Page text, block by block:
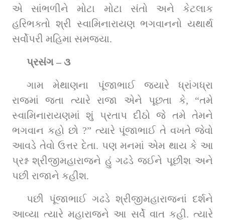
એ સાંભળીને મોટા મોટા સંતો અને કેટલાક
હરિભક્તો શ્રી સ્‍વામિનારાયણ ભગવાનનો યથાર્થ
સર્વોપરી મહિમા સમજ્યા.
પ્રસંગ – ૩
ગામ મેથાણના પૂંજાભાઈ જ્યારે ધ્રાંગધ્રા
રાજમાં જતા ત્‍યારે રાજા એને પૂછતા કે, “તમે
સ્વામિનારાયણમાં શું પ્રતાપ દીઠો જે તમે તેમને
ભગવાન કહો છો ?” ત્‍યારે પૂંજાભાઈ તે વખતે જેવો
આવડે તેવો ઉત્તર દેતા. પણ મનમાં એમ થાય કે આ
પ્રશ્ન શ્રીજીમહારાજને હું ગઢડે જઈને પૂછીશ અને
પછી રાજાને કહીશ.
પછી પૂંજાભાઈ ગઢડે શ્રીજીમહારાજનાં દર્શને
આવ્‍યા ત્‍યારે મહારાજને આ સર્વે વાત કહી. ત્‍યારે